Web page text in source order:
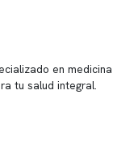
en
tu salud integral.